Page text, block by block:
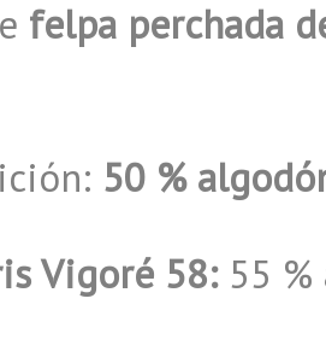
felpa perchada
50 %
Vigoré 58:55 %